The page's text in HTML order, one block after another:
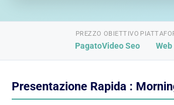
PREZZO
Pagato
OBIETTIVO
Video Seo Web
Presentazione Rapida :